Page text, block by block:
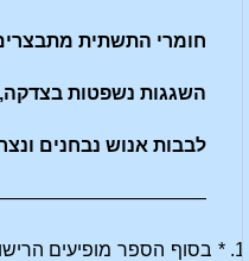
חומרי התשתית
השגגות נשפטות בצדקה,
לבבות אנוש נבחנים
* בסוף הספר מופיעים